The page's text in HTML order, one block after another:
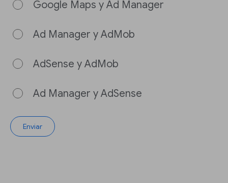
Google Maps y Ad Manager
Ad Manager y AdMob
AdSense y AdMob
Ad Manager y AdSense
Enviar